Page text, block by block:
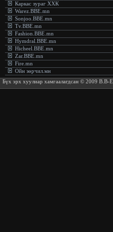
Каркас зураг ХХК
Warez.BBE.mn
Sonjoo.BBE.mn
Tv.BBE.mn
Fashion.BBE.mn
Hymdral.BBE.mn
Hicheel.BBE.mn
Zar.BBE.mn
Fire.mn
Ойн зөрчил.мн
Бүх эрх хуулиар хамгаалагдсан © 2009 B.B-E